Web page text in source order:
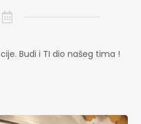
Budi i TI dio našeg tima !